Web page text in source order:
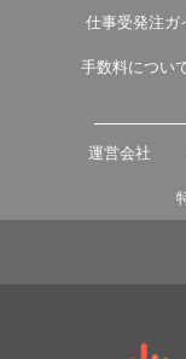
仕事受発注ガ
手数料につい
運営会社